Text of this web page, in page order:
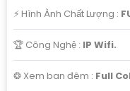
️⚡ Hình Ành Chất Lượng :
🏆 Công Nghệ : IP Wifi.
❂ Xem ban đêm : Full